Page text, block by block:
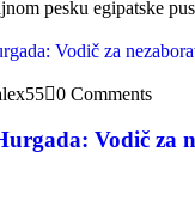
pesku egipatske
0 Comments
Vodič za